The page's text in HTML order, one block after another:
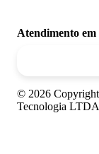
Atendimento
© 2026 Copyright
Tecnologia